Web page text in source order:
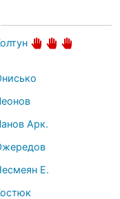
Арк.
Е.